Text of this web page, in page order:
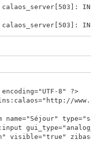
.cache/calaos/
calaos_server[503]:
calaos_server[503]:
calaos_server[503]:
8" ?>
visible="true"